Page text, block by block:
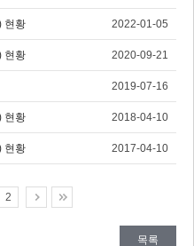
현황 2022-01-05
현황 2020-09-21
2019-07-16
현황 2018-04-10
현황 2017-04-10
2
목록